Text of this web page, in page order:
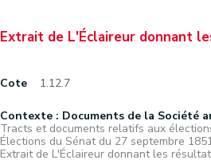
Extrait de L'Éclaireur donnant
Cote 1.12.7
Contexte : Documents de la Société
Tracts et documents relatifs aux
Élections du Sénat du 27 septembre
Extrait de L'Éclaireur donnant les